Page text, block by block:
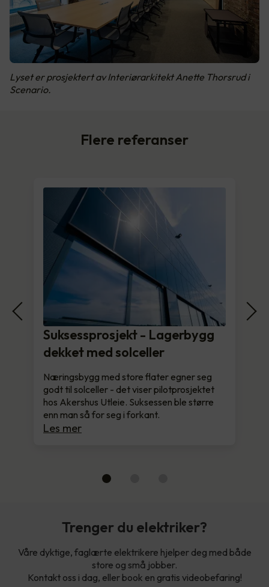
Lyset er prosjektert av Interiørarkitekt Anette Thorsrud i
Scenario.
Flere referanser
Suksessprosjekt - Lagerbygg
dekket med solceller
Næringsbygg med store flater egner seg
godt til solceller - det viser pilotprosjektet
hos Akershus Utleie. Suksessen ble større
enn man så for seg i forkant.
Les mer
Trenger du elektriker?
Våre dyktige, faglærte elektrikere hjelper deg med både
store og små jobber.
Kontakt oss i dag, eller book en gratis videobefaring!